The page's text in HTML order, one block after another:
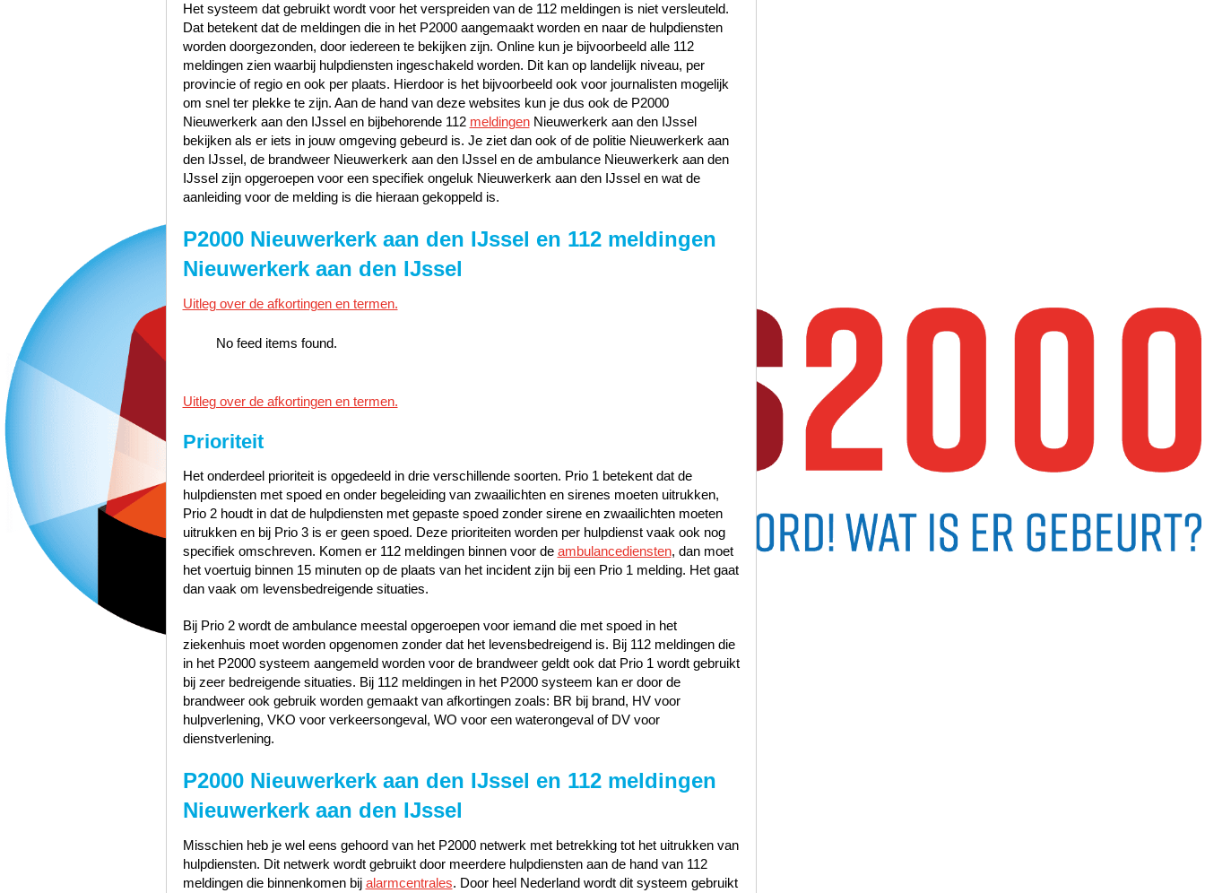
Het systeem dat gebruikt wordt voor het verspreiden van de 112 meldingen is niet versleuteld.
Dat betekent dat de meldingen die in het P2000 aangemaakt worden en naar de hulpdiensten
worden doorgezonden, door iedereen te bekijken zijn. Online kun je bijvoorbeeld alle 112
meldingen zien waarbij hulpdiensten ingeschakeld worden. Dit kan op landelijk niveau, per
provincie of regio en ook per plaats. Hierdoor is het bijvoorbeeld ook voor journalisten mogelijk
om snel ter plekke te zijn. Aan de hand van deze websites kun je dus ook de P2000
Nieuwerkerk aan den IJssel en bijbehorende 112 meldingenNieuwerkerk aan den IJssel
bekijken als er iets in jouw omgeving gebeurd is. Je ziet dan ook of de politie Nieuwerkerk aan
den IJssel, de brandweer Nieuwerkerk aan den IJssel en de ambulance Nieuwerkerk aan den
IJssel zijn opgeroepen voor een specifiek ongeluk Nieuwerkerk aan den IJssel en wat de
aanleiding voor de melding is die hieraan gekoppeld is.
P2000 Nieuwerkerk aan den IJssel en 112 meldingen
Nieuwerkerk aan den IJssel
Uitleg over de afkortingen en termen.
No feed items found.
Uitleg over de afkortingen en termen.
Prioriteit
Het onderdeel prioriteit is opgedeeld in drie verschillende soorten. Prio 1 betekent dat de
hulpdiensten met spoed en onder begeleiding van zwaailichten en sirenes moeten uitrukken,
Prio 2 houdt in dat de hulpdiensten met gepaste spoed zonder sirene en zwaailichten moeten
uitrukken en bij Prio 3 is er geen spoed. Deze prioriteiten worden per hulpdienst vaak ook nog
specifiek omschreven. Komen er 112 meldingen binnen voor de ambulancediensten, dan moet
het voertuig binnen 15 minuten op de plaats van het incident zijn bij een Prio 1 melding. Het gaat
dan vaak om levensbedreigende situaties.
Bij Prio 2 wordt de ambulance meestal opgeroepen voor iemand die met spoed in het
ziekenhuis moet worden opgenomen zonder dat het levensbedreigend is. Bij 112 meldingen die
in het P2000 systeem aangemeld worden voor de brandweer geldt ook dat Prio 1 wordt gebruikt
bij zeer bedreigende situaties. Bij 112 meldingen in het P2000 systeem kan er door de
brandweer ook gebruik worden gemaakt van afkortingen zoals: BR bij brand, HV voor
hulpverlening, VKO voor verkeersongeval, WO voor een waterongeval of DV voor
dienstverlening.
P2000 Nieuwerkerk aan den IJssel en 112 meldingen
Nieuwerkerk aan den IJssel
Misschien heb je wel eens gehoord van het P2000 netwerk met betrekking tot het uitrukken van
hulpdiensten. Dit netwerk wordt gebruikt door meerdere hulpdiensten aan de hand van 112
meldingen die binnenkomen bij alarmcentrales. Door heel Nederland wordt dit systeem gebruikt